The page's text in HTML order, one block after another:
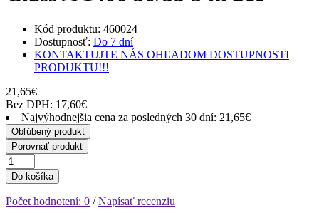
Kód produktu: 460024
Dostupnosť: Do 7 dní
KONTAKTUJTE NÁS OHĽADOM DOSTUPNOSTI
PRODUKTU!!!
21,65€
Bez DPH: 17,60€
Najvýhodnejšia cena za posledných 30 dní: 21,65€
Obľúbený produkt
Porovnať produkt
Do košíka
Počet hodnotení: 0 /Napísať recenziu